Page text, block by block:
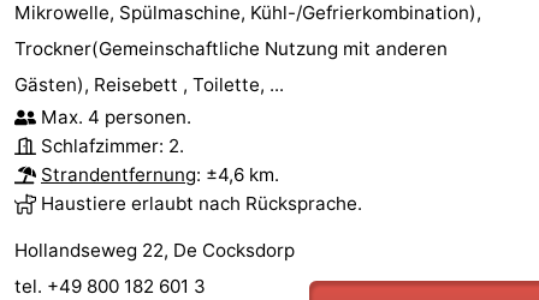
Mikrowelle, Spülmaschine, Kühl-/Gefrierkombination),
Trockner(Gemeinschaftliche Nutzung mit anderen
Gästen), Reisebett , Toilette, ...
Max. 4 personen.
Schlafzimmer: 2.
Strandentfernung: ±4,6 km.
Haustiere erlaubt nach Rücksprache.
Hollandseweg 22, De Cocksdorp
tel. +49 800 182 601 3